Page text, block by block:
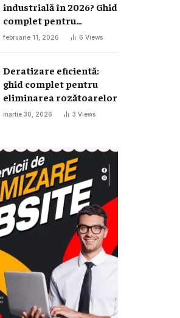
industrială în 2026? Ghid
complet pentru
investiția într-o hală
februarie 11, 2026 6 Views
Deratizare eficientă:
ghid complet pentru
eliminarea rozătoarelor
martie 30, 2026 3 Views